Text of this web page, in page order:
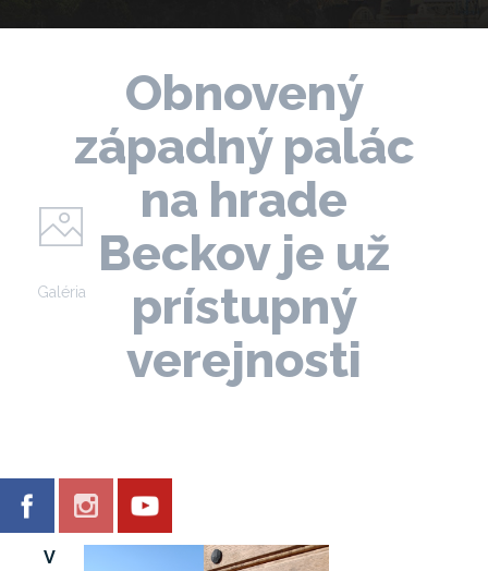
Obnovený
západný palác
na hrade
Beckov je už
prístupný
verejnosti
Galéria
V